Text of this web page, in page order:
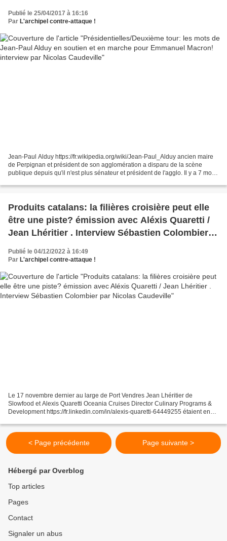
Publié le 25/04/2017 à 16:16
Par L'archipel contre-attaque !
Jean-Paul Alduy https://fr.wikipedia.org/wiki/Jean-Paul_Alduy ancien maire
de Perpignan et président de son agglomération a disparu de la scène
publique depuis qu'il n'est plus sénateur et président de l'agglo. Il y a 7 mois,
Produits catalans: la filières croisière peut elle
être une piste? émission avec Aléxis Quaretti /
Jean Lhéritier . Interview Sébastien Colombier
par Nicolas Caudeville
Publié le 04/12/2022 à 16:49
Par L'archipel contre-attaque !
Le 17 novembre dernier au large de Port Vendres Jean Lhéritier de
Slowfood et Alexis Quaretti Oceania Cruises Director Culinary Programs &
Development https://fr.linkedin.com/in/alexis-quaretti-64449255 étaient en
< Page précédente Page suivante >
Hébergé par Overblog
Top articles
Pages
Contact
Signaler un abus